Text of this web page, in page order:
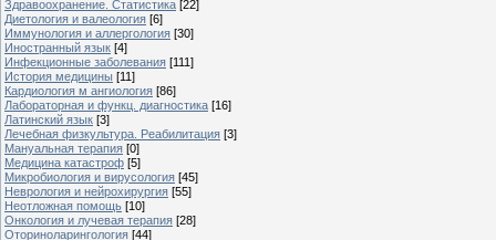
Здравоохранение. Статистика [22]
Диетология и валеология [6]
Иммунология и аллергология [30]
Иностранный язык [4]
Инфекционные заболевания [111]
История медицины [11]
Кардиология м ангиология [86]
Лабораторная и функц. диагностика [16]
Латинский язык [3]
Лечебная физкультура. Реабилитация [3]
Мануальная терапия [0]
Медицина катастроф [5]
Микробиология и вирусология [45]
Неврология и нейрохирургия [55]
Неотложная помощь [10]
Онкология и лучевая терапия [28]
Оториноларингология [44]